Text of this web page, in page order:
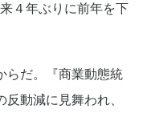
４年ぶりに前年を下
らだ。『商業動態統
動減に見舞われ、